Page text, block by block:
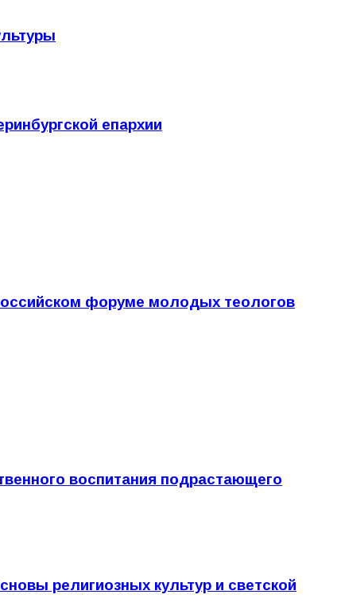
епархии
форуме молодых теологов
воспитания подрастающего
религиозных культур и светской